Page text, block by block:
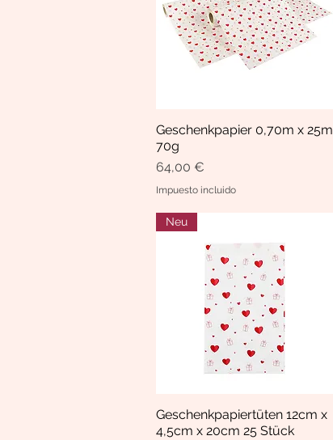
Vista rápida
Geschenkpapier 0,70m x 25m
70g
Precio
64,00 €
Impuesto incluido
Vista rápida
Neu
Geschenkpapiertüten 12cm x
4,5cm x 20cm 25 Stück